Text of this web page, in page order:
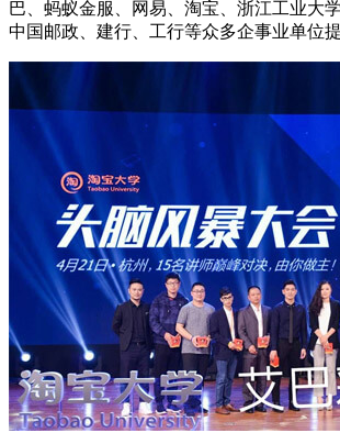
巴、蚂蚁金服、网易、淘宝、浙江工业大
中国邮政、建行、工行等众多企事业单位